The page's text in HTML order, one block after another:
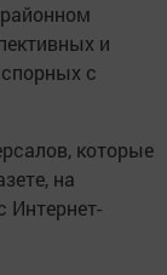
и
с
которые
на
Интернет-